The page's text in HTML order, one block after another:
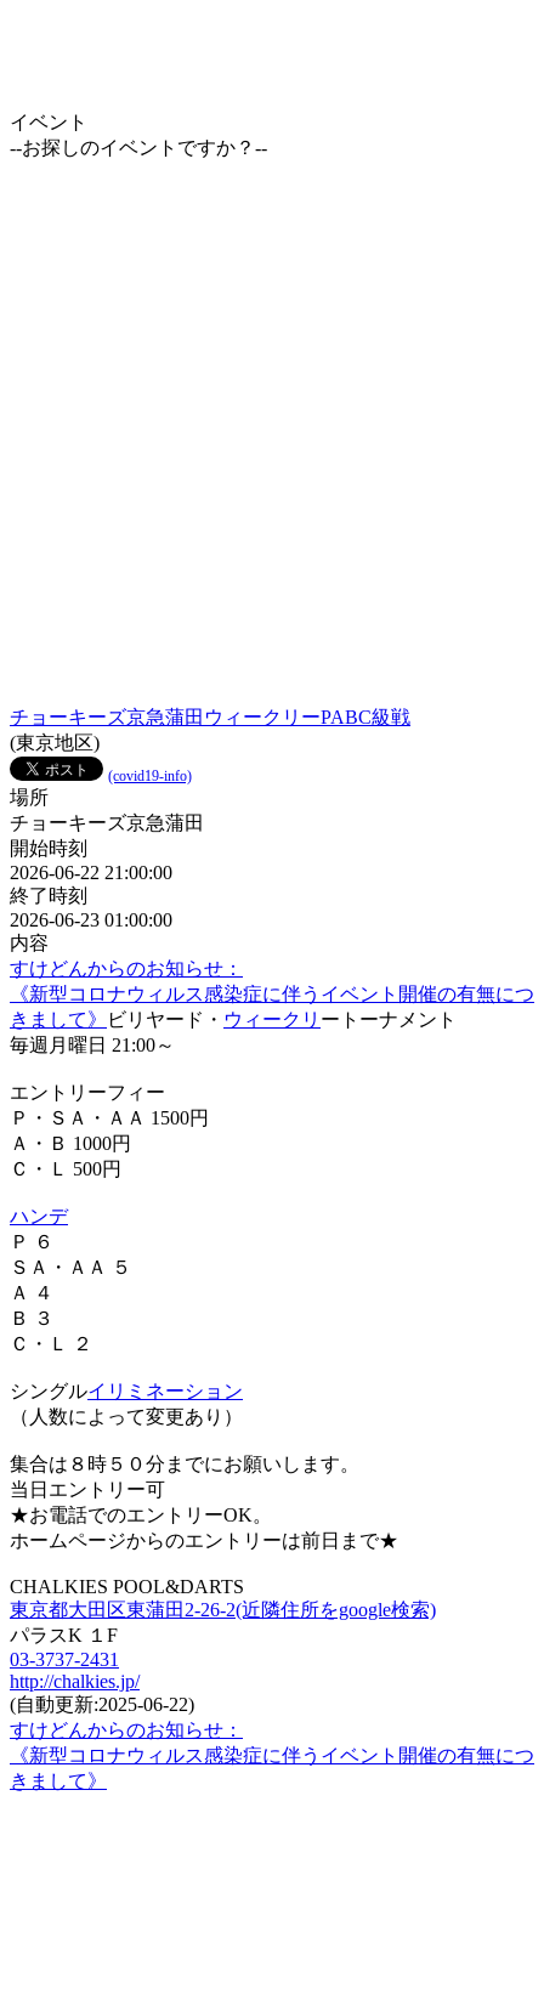
イベント
--お探しのイベントですか？--
チョーキーズ京急蒲田ウィークリーPABC級戦
(東京地区)
(covid19-info)
場所
チョーキーズ京急蒲田
開始時刻
2026-06-22 21:00:00
終了時刻
2026-06-23 01:00:00
内容
すけどんからのお知らせ：
《新型コロナウィルス感染症に伴うイベント開催の有無につ
きまして》
ビリヤード・ ウィークリ ートーナメント
毎週月曜日 21:00～
エントリーフィー
Ｐ・ＳＡ・ＡＡ 1500円
Ａ・Ｂ 1000円
Ｃ・Ｌ 500円
ハンデ
Ｐ ６
ＳＡ・ＡＡ ５
Ａ ４
Ｂ ３
Ｃ・Ｌ ２
シングルイリミネーション
（人数によって変更あり）
集合は８時５０分までにお願いします。
当日エントリー可
★お電話でのエントリーOK。
ホームページからのエントリーは前日まで★
CHALKIES POOL&DARTS
東京都大田区東蒲田2-26-2(近隣住所をgoogle検索)
パラスK １F
03-3737-2431
http://chalkies.jp/
(自動更新:2025-06-22)
すけどんからのお知らせ：
《新型コロナウィルス感染症に伴うイベント開催の有無につ
きまして》